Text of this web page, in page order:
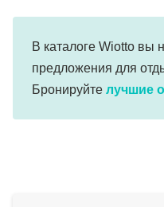
В каталоге Wiotto вы
предложения для
Бронируйте лучшие